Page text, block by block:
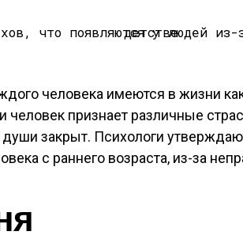
человека имеются в жизни
человек признает различные
закрыт. Психологи
с раннего возраста, из-за